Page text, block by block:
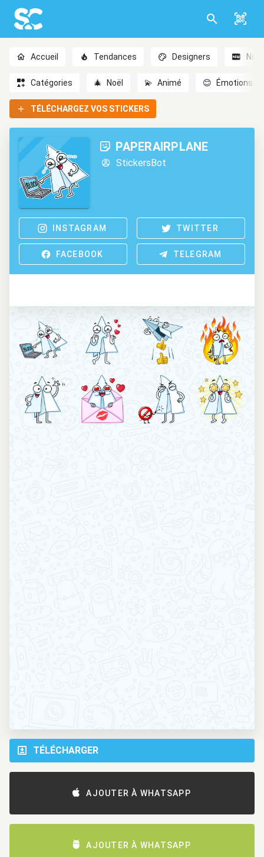
Accueil Tendances Designers
Catégories 🎄 Noël 💫 Animé 😊 Émotions
TÉLÉCHARGEZ VOS STICKERS
PAPERAIRPLANE
StickersBot
INSTAGRAM TWITTER
FACEBOOK TELEGRAM
TÉLÉCHARGER
AJOUTER À WHATSAPP
AJOUTER À WHATSAPP